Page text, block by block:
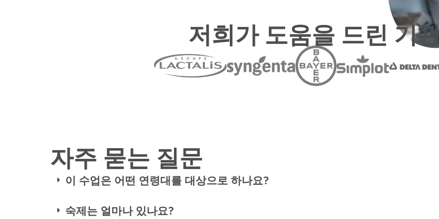
저희가 도움을 드린 기
자주 묻는 질문
이 수업은 어떤 연령대를 대상으로 하나요?
숙제는 얼마나 있나요?